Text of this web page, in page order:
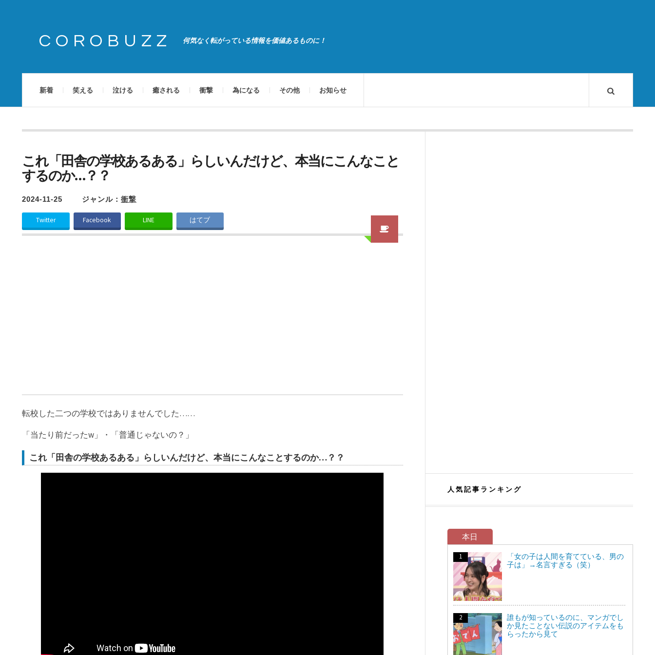
COROBUZZ 何気なく転がっている情報を価値あるものに！
新着 笑える 泣ける 癒される 衝撃 為になる その他 お知らせ
これ「田舎の学校あるある」らしいんだけど、本当にこんなこと
するのか…？？
2024-11-25 ジャンル： 衝撃
Twitter Facebook LINE はてブ
転校した二つの学校ではありませんでした……
「当たり前だったw」・「普通じゃないの？」
これ「田舎の学校あるある」らしいんだけど、本当にこんなことするのか…？？
人気記事ランキング
本日
「女の子は人間を育てている、男の
子は」→名言すぎる（笑）
誰もが知っているのに、マンガでし
か見たことない伝説のアイテムをも
らったから見て